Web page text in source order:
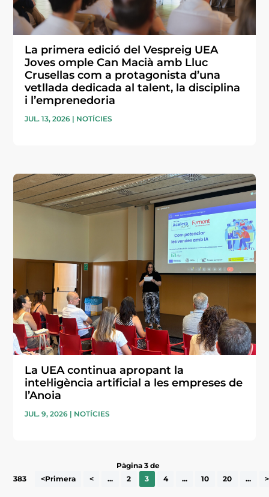
La primera edició del Vespreig UEA
Joves omple Can Macià amb Lluc
Crusellas com a protagonista d’una
vetllada dedicada al talent, la disciplina
i l’emprenedoria
JUL. 13, 2026 | NOTÍCIES
La UEA continua apropant la
intel·ligència artificial a les empreses de
l’Anoia
JUL. 9, 2026 | NOTÍCIES
Pàgina 3 de
383
<Primera < ... 2 3 4 ... 10 20 ... >